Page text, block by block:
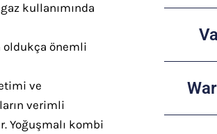
kullanımında
oldukça önemli
ve
verimli
Yoğuşmalı kombi